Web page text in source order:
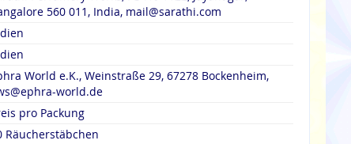
560 011, India, mail@sarathi.com
World e.K., Weinstraße 29, 67278 Bockenheim,
world.de
pro Packung
Räucherstäbchen